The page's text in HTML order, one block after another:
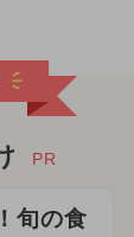
PR
旬の食